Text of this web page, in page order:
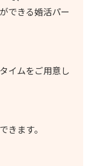
できる婚活パー
イムをご用意し
きます。